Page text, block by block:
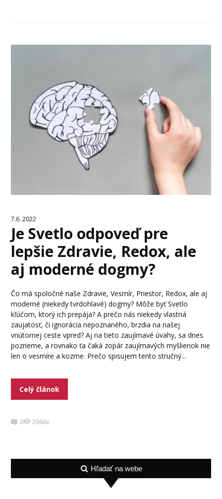
7.6. 2022
Je Svetlo odpoveď pre
lepšie Zdravie, Redox, ale
aj moderné dogmy?
Čo má spoločné naše Zdravie, Vesmír, Priestor, Redox, ale aj
moderné (niekedy tvrdohlavé) dogmy? Môže byť Svetlo
kľúčom, ktorý ich prepája? A prečo nás niekedy vlastná
zaujatosť, či ignorácia nepoznaného, brzdia na našej
vnútornej ceste vpred? Aj na tieto zaujímavé úvahy, sa dnes
pozrieme, a rovnako ťa čaká zopár zaujímavých myšlienok nie
len o vesmíre a kozme. Prečo spisujem tento stručný...
Celý článok
0 2060x
Hľadať na webe